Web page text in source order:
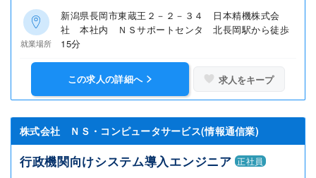
就業場所
新潟県長岡市東蔵王２－２－３４ 日本精機株式会
社 本社内 ＮＳサポートセンタ 北長岡駅から徒歩
15分
この求人の詳細へ 求人をキープ
株式会社 ＮＳ・コンピュータサービス(情報通信業)
行政機関向けシステム導入エンジニア 正社員